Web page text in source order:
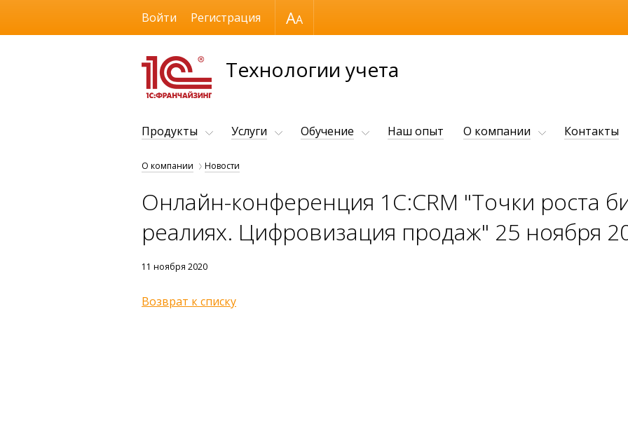
Размер шрифта
Технологии учета
Войти Регистрация
Продукты Услуги Обучение Наш опыт О компании Контакты
О компании Новости
Онлайн-конференция 1С:CRM "Точки роста
реалиях. Цифровизация продаж" 25 ноября
11 ноября 2020
Возврат к списку